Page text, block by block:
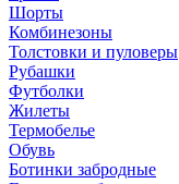
Шорты
Комбинезоны
Толстовки и пуловеры
Рубашки
Футболки
Жилеты
Термобелье
Обувь
Ботинки забродные